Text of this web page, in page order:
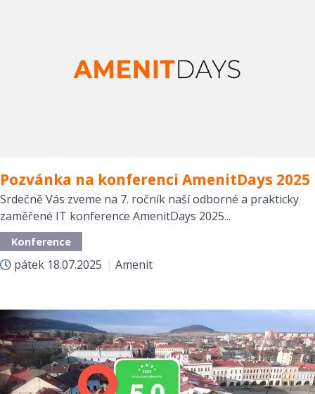
Pozvánka na konferenci AmenitDays 2025
Srdečně Vás zveme na 7. ročník naší odborné a prakticky
zaměřené IT konference AmenitDays 2025...
Konference
pátek 18.07.2025 | Amenit